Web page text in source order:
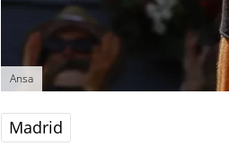
Ansa
Madrid